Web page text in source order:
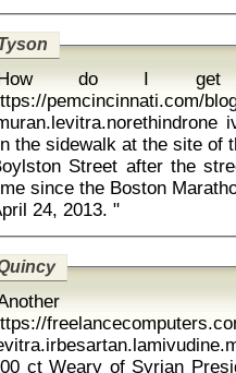
do I get
pemcincinnati.com/
the sidewalk at the site of
Street after the
since the Boston
April 24, 2013. "
President Bashar AssadĂÂ˘ĂÂĂÂs regime,